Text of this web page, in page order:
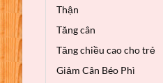
Thận
Tăng cân
Tăng chiều cao cho trẻ
Giảm Cân Béo Phì